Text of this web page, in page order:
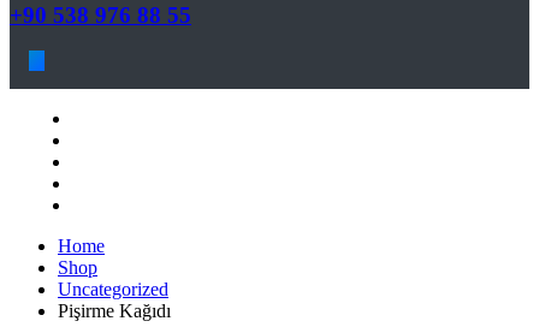
+90 538 976 88 55
Home
Shop
Uncategorized
Pişirme Kağıdı